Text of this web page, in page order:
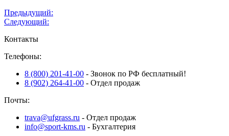
Навигация
по
записям
Предыдущий:
Следующий:
Контакты
Телефоны:
8 (800) 201-41-00 - Звонок по РФ бесплатный!
8 (902) 264-41-00 - Отдел продаж
Почты:
trava@ufgrass.ru - Отдел продаж
info@sport-kms.ru - Бухгалтерия